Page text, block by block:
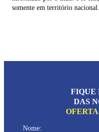
somente em território nacional.
FIQUE
DAS
Nome: